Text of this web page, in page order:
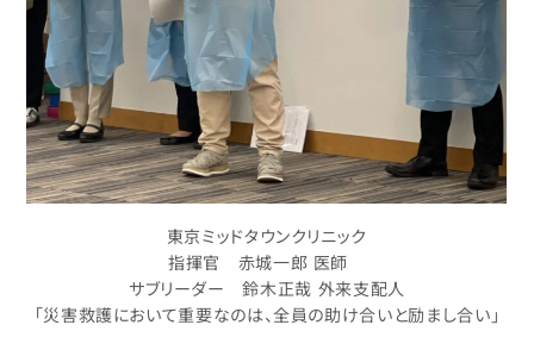
東京ミッドタウンクリニック
指揮官 赤城一郎 医師
サブリーダー 鈴木正哉 外来支配人
「災害救護において重要なのは、全員の助け合いと励まし合い」